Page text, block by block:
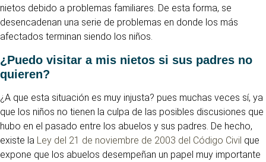
nietos debido a problemas familiares. De esta forma, se
desencadenan una serie de problemas en donde los más
afectados terminan siendo los niños.
¿Puedo visitar a mis nietos si sus padres no
quieren?
¿A que esta situación es muy injusta? pues muchas veces sí, ya
que los niños no tienen la culpa de las posibles discusiones que
hubo en el pasado entre los abuelos y sus padres. De hecho,
existe la Ley del 21 de noviembre de 2003 del Código Civil que
expone que los abuelos desempeñan un papel muy importante